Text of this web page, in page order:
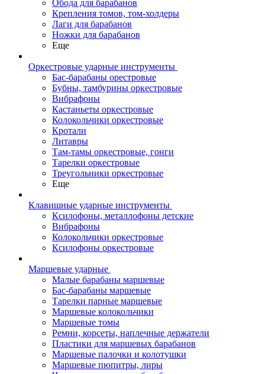
Обода для барабанов
Крепления томов, том-холдеры
Лаги для барабанов
Ножки для барабанов
Еще
Оркестровые ударные инструменты
Бас-барабаны орестровые
Бубны, тамбурины оркестровые
Вибрафоны
Кастаньеты оркестровые
Колокольчики оркестровые
Кротали
Литавры
Там-тамы оркестровые, гонги
Тарелки оркестровые
Треугольники оркестровые
Еще
Клавишные ударные инструменты
Ксилофоны, металлофоны детские
Вибрафоны
Колокольчики оркестровые
Ксилофоны оркестровые
Маршевые ударные
Малые барабаны маршевые
Бас-барабаны маршевые
Тарелки парные маршевые
Маршевые колокольчики
Маршевые томы
Ремни, корсеты, наплечные держатели
Пластики для маршевых барабанов
Маршевые палочки и колотушки
Маршевые пюпитры, лиры